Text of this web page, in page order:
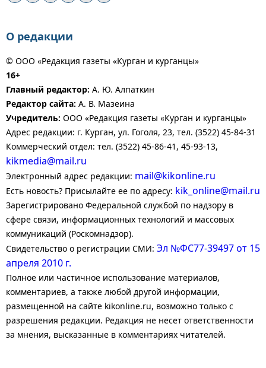
О редакции
© ООО «Редакция газеты «Курган и курганцы»
16+
Главный редактор: А. Ю. Алпаткин
Редактор сайта: А. В. Мазеина
Учредитель: ООО «Редакция газеты «Курган и курганцы»
Адрес редакции: г. Курган, ул. Гоголя, 23, тел. (3522) 45-84-31
Коммерческий отдел: тел. (3522) 45-86-41, 45-93-13,
kikmedia@mail.ru
Электронный адрес редакции: mail@kikonline.ru
Есть новость? Присылайте ее по адресу: kik_online@mail.ru
Зарегистрировано Федеральной службой по надзору в
сфере связи, информационных технологий и массовых
коммуникаций (Роскомнадзор).
Свидетельство о регистрации СМИ: Эл №ФС77-39497 от 15
апреля 2010 г.
Полное или частичное использование материалов,
комментариев, а также любой другой информации,
размещенной на сайте kikonline.ru, возможно только с
разрешения редакции. Редакция не несет ответственности
за мнения, высказанные в комментариях читателей.